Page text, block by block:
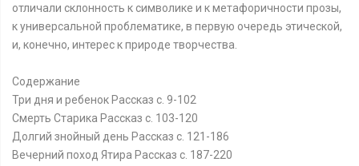
отличали склонность к символике и к метафоричности прозы,
к универсальной проблематике, в первую очередь этической,
и, конечно, интерес к природе творчества.
Содержание
Три дня и ребенок Рассказ c. 9-102
Смерть Старика Рассказ c. 103-120
Долгий знойный день Рассказ c. 121-186
Вечерний поход Ятира Рассказ c. 187-220